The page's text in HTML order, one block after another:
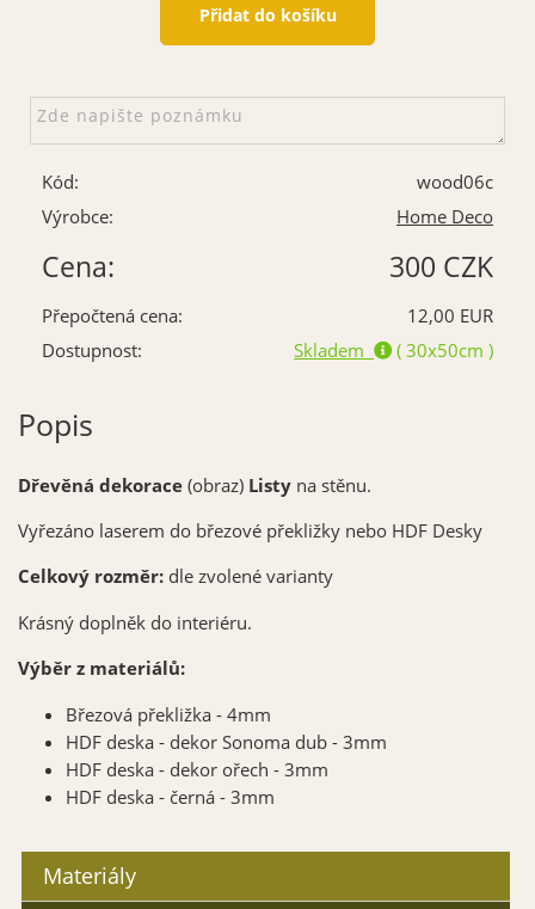
Kód:
wood06c
Výrobce:
Home Deco
Cena: 300 CZK
Přepočtená cena:
12,00 EUR
Dostupnost:
Skladem ( 30x50cm )
Popis
Dřevěná dekorace(obraz) Listy na stěnu.
Vyřezáno laserem do březové překližky nebo HDF Desky
Celkový rozměr: dle zvolené varianty
Krásný doplněk do interiéru.
Výběr z materiálů:
Březová překližka - 4mm
HDF deska - dekor Sonoma dub - 3mm
HDF deska - dekor ořech - 3mm
HDF deska - černá - 3mm
Materiály